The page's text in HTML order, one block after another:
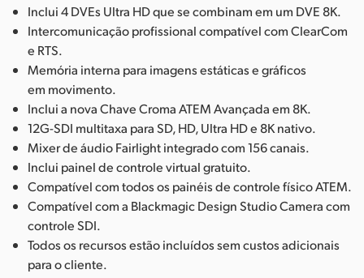
Inclui 4 DVEs Ultra HD que se combinam em um DVE 8K.
Intercomunicação profissional compatível com ClearCom
e RTS.
Memória interna para imagens estáticas e gráficos
em movimento.
Inclui a nova Chave Croma ATEM Avançada em 8K.
12G-SDI multitaxa para SD, HD, Ultra HD e 8K nativo.
Mixer de áudio Fairlight integrado com 156 canais.
Inclui painel de controle virtual gratuito.
Compatível com todos os painéis de controle físico ATEM.
Compatível com a Blackmagic Design Studio Camera com
controle SDI.
Todos os recursos estão incluídos sem custos adicionais
para o cliente.